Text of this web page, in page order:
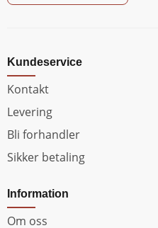
Kundeservice
Kontakt
Levering
Bli forhandler
Sikker betaling
Information
Om oss